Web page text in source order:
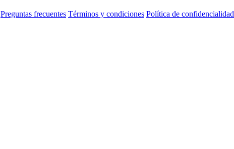
Preguntas frecuentes Términos y condiciones Política de confidencialidad